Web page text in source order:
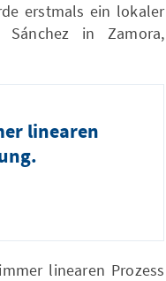
erstmals ein lokaler
Sánchez in Zamora,
linearen
linearen Prozess